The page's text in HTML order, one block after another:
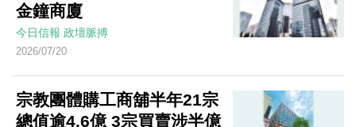
金鐘商廈
今日信報 政壇脈搏
2026/07/20
宗教團體購工商舖半年21宗
總值逾4.6億 3宗買賣涉半億